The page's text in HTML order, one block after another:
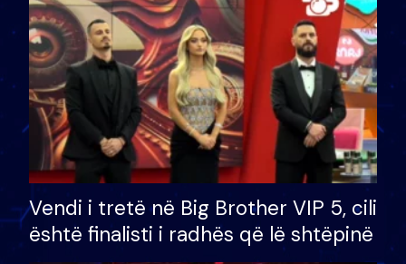
Vendi i tretë në Big Brother VIP 5, cili
është finalisti i radhës që lë shtëpinë